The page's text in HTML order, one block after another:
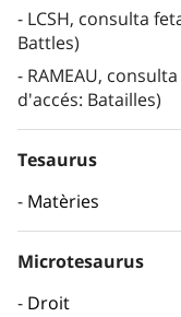
LCSH, consulta
Battles)
RAMEAU,
d'accés: Batailles)
Tesaurus
Matèries
Microtesaurus
Droit